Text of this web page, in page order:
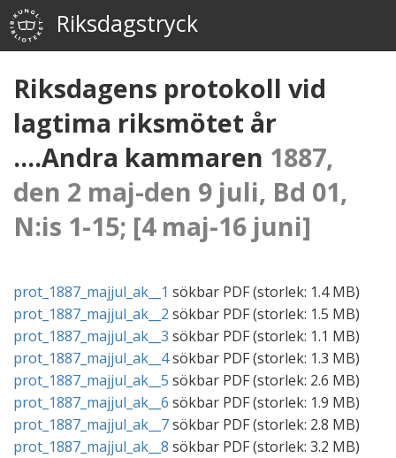
Riksdagstryck
Riksdagens protokoll vid
lagtima riksmötet år
....Andra kammaren 1887,
den 2 maj-den 9 juli, Bd 01,
N:is 1-15; [4 maj-16 juni]
prot_1887_majjul_ak__1 sökbar PDF(storlek: 1.4 MB)
prot_1887_majjul_ak__2 sökbar PDF(storlek: 1.5 MB)
prot_1887_majjul_ak__3 sökbar PDF(storlek: 1.1 MB)
prot_1887_majjul_ak__4sökbar PDF(storlek: 1.3 MB)
prot_1887_majjul_ak__5 sökbar PDF(storlek: 2.6 MB)
prot_1887_majjul_ak__6 sökbar PDF(storlek: 1.9 MB)
prot_1887_majjul_ak__7sökbar PDF(storlek: 2.8 MB)
prot_1887_majjul_ak__8 sökbar PDF(storlek: 3.2 MB)